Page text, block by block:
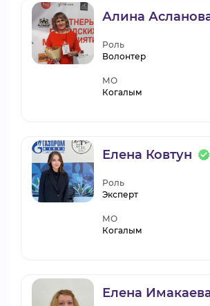
Алина
Роль
Волонтер
МО
Когалым
Елена Ковтун
Роль
Эксперт
МО
Когалым
Елена